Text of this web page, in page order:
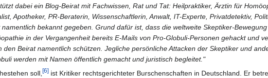
dabei ein Blog-Beirat mit Fachwissen, Rat und Tat: Heilpraktiker, Ärztin für
Apotheker, PR-Beraterin, Wissenschaftlerin, Anwalt, IT-Experte, Privatdetektiv,
bekannt gegeben. Grund dafür ist, dass die weltweite Skeptiker-
in der Vergangenheit bereits E-Mails von Pro-Globuli-Personen gehackt und
den Beirat namentlich schützen. Jegliche persönliche Attacken der Skeptiker und
werden mit Namen öffentlich gemacht und juristisch begleitet."
soll,[6] ist Kritiker rechtsgerichteter Burschenschaften in Deutschland. Er